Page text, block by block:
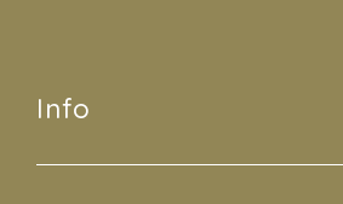
Info